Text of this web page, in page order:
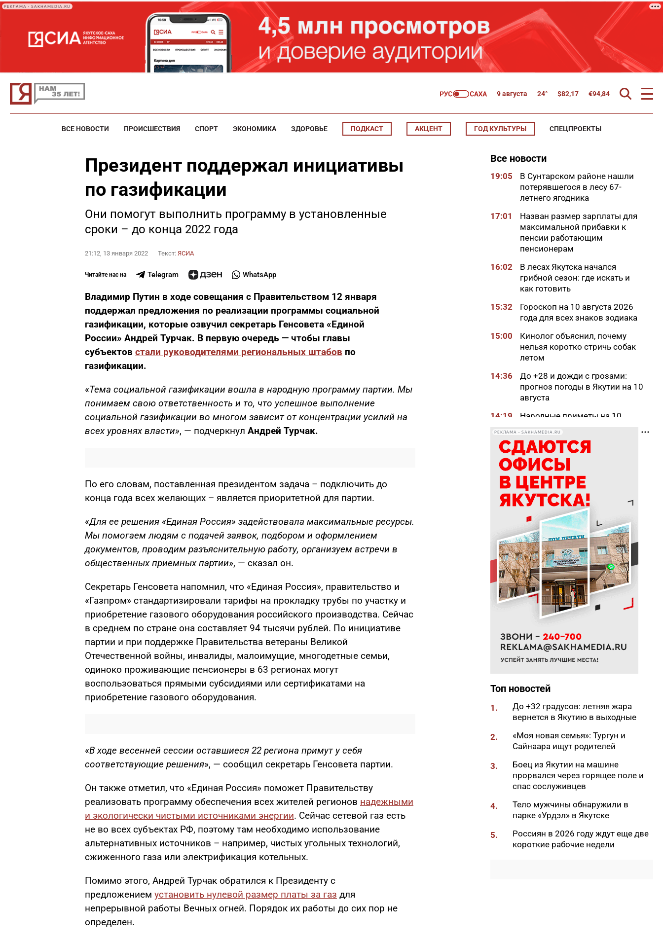
РЕКЛАМА • SAKHAMEDIA.RU
9 августа 24° $82,17 €94,84
ВСЕ НОВОСТИ ПРОИСШЕСТВИЯ СПОРТ ЭКОНОМИКА ЗДОРОВЬЕ ПОДКАСТ АКЦЕНТ ГОД КУЛЬТУРЫ СПЕЦПРОЕКТЫ
Президент поддержал инициативы
по газификации
Они помогут выполнить программу в установленные
сроки – до конца 2022 года
21:12, 13 января 2022 Текст: ЯСИА
Читайте нас на Telegram WhatsApp
Владимир Путин в ходе совещания с Правительством 12 января
поддержал предложения по реализации программы социальной
газификации, которые озвучил секретарь Генсовета «Единой
России» Андрей Турчак. В первую очередь — чтобы главы
субъектов стали руководителями региональных штабов по
газификации.
«Тема социальной газификации вошла в народную программу партии. Мы
понимаем свою ответственность и то, что успешное выполнение
социальной газификации во многом зависит от концентрации усилий на
всех уровнях власти», — подчеркнул Андрей Турчак.
По его словам, поставленная президентом задача – подключить до
конца года всех желающих – является приоритетной для партии.
«Для ее решения «Единая Россия» задействовала максимальные ресурсы.
Мы помогаем людям с подачей заявок, подбором и оформлением
документов, проводим разъяснительную работу, организуем встречи в
общественных приемных партии», — сказал он.
Секретарь Генсовета напомнил, что «Единая Россия», правительство и
«Газпром» стандартизировали тарифы на прокладку трубы по участку и
приобретение газового оборудования российского производства. Сейчас
в среднем по стране она составляет 94 тысячи рублей. По инициативе
партии и при поддержке Правительства ветераны Великой
Отечественной войны, инвалиды, малоимущие, многодетные семьи,
одиноко проживающие пенсионеры в 63 регионах могут
воспользоваться прямыми субсидиями или сертификатами на
приобретение газового оборудования.
«В ходе весенней сессии оставшиеся 22 региона примут у себя
соответствующие решения», — сообщил секретарь Генсовета партии.
Он также отметил, что «Единая Россия» поможет Правительству
реализовать программу обеспечения всех жителей регионов надежными
и экологически чистыми источниками энергии. Сейчас сетевой газ есть
не во всех субъектах РФ, поэтому там необходимо использование
альтернативных источников – например, чистых угольных технологий,
сжиженного газа или электрификация котельных.
Помимо этого, Андрей Турчак обратился к Президенту с
предложением установить нулевой размер платы за газ для
непрерывной работы Вечных огней. Порядок их работы до сих пор не
определен.
Все новости
19:05
В Сунтарском районе нашли
потерявшегося в лесу 67-
летнего ягодника
17:01
Назван размер зарплаты для
максимальной прибавки к
пенсии работающим
пенсионерам
16:02
В лесах Якутска начался
грибной сезон: где искать и
как готовить
15:32
Гороскоп на 10 августа 2026
года для всех знаков зодиака
15:00
Кинолог объяснил, почему
нельзя коротко стричь собак
летом
14:36
До +28 и дожди с грозами:
прогноз погоды в Якутии на 10
августа
14:19
Народные приметы на 10
и нельзя делать в день
Прохора и Пармена
14:16
Льготы и меры поддержки для
КМНС в Якутии
14:00
На проспекте Михаила
Николаева в Якутске
ограничат движение с 10
августа
13:15
Топ-10 новостей: ливень в
Якутске, алмазный кластер и
топливо в Южной Якутии
12:42
В районах Якутии полностью
освободили от воды
подтопленные территории
на главную просветительскую
премию страны
самом деле опасно для
кишечника
11:31
Жители Якутии могут посетить
выставку «Петергоф.
В Сунтарском районе
потушили один лесной пожар
11:00
Глава ЖДЯ поздравил
строителей с
праздником
РЕКЛАМА • SAKHAMEDIA.RU
Топ новостей
1.
До +32 градусов: летняя жара
вернется в Якутию в выходные
2.
«Моя новая семья»: Тургун и
Сайнаара ищут родителей
3.
Боец из Якутии на машине
прорвался через горящее поле и
спас сослуживцев
4.
Тело мужчины обнаружили в
парке «Урдэл» в Якутске
5.
Россиян в 2026 году ждут еще две
короткие рабочие недели